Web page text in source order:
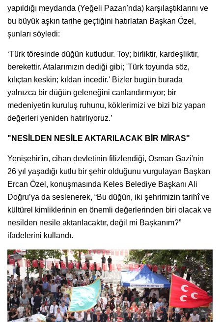
yapıldığı meydanda (Yeğeli Pazarı'nda) karşılaştıklarını ve
bu büyük aşkın tarihe geçtiğini hatırlatan Başkan Özel,
şunları söyledi:
‘Türk töresinde düğün kutludur. Toy; birliktir, kardeşliktir,
berekettir. Atalarımızın dediği gibi; 'Türk toyunda söz,
kılıçtan keskin; kıldan incedir.' Bizler bugün burada
yalnızca bir düğün geleneğini canlandırmıyor; bir
medeniyetin kuruluş ruhunu, köklerimizi ve bizi biz yapan
değerleri yeniden hatırlıyoruz.’
"NESİLDEN NESİLE AKTARILACAK BİR MİRAS"
Yenişehir'in, cihan devletinin filizlendiği, Osman Gazi'nin
26 yıl yaşadığı kutlu bir şehir olduğunu vurgulayan Başkan
Ercan Özel, konuşmasında Keles Belediye Başkanı Ali
Doğru’ya da seslenerek, “Bu düğün, iki şehrimizin tarihî ve
kültürel kimliklerinin en önemli değerlerinden biri olacak ve
nesilden nesile aktarılacaktır, değil mi Başkanım?”
ifadelerini kullandı.